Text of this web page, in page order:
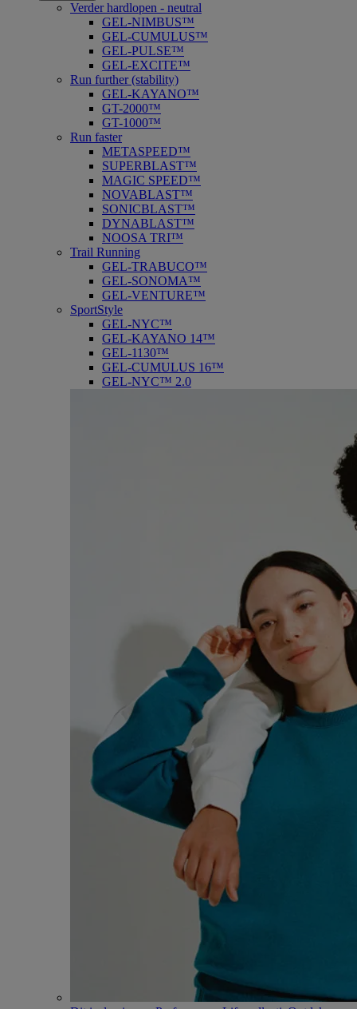
Verder hardlopen - neutral
GEL-NIMBUS™
GEL-CUMULUS™
GEL-PULSE™
GEL-EXCITE™
Run further (stability)
GEL-KAYANO™
GT-2000™
GT-1000™
Run faster
METASPEED™
SUPERBLAST™
MAGIC SPEED™
NOVABLAST™
SONICBLAST™
DYNABLAST™
NOOSA TRI™
Trail Running
GEL-TRABUCO™
GEL-SONOMA™
GEL-VENTURE™
SportStyle
GEL-NYC™
GEL-KAYANO 14™
GEL-1130™
GEL-CUMULUS 16™
GEL-NYC™ 2.0